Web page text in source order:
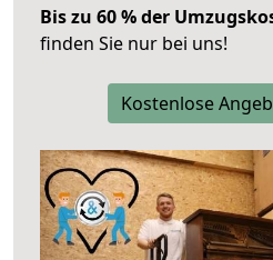
Bis zu 60 % der
finden Sie nur bei uns!
Kostenlose